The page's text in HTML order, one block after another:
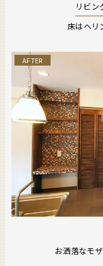
リビン
床はヘリ
AFTER
お洒落なモ